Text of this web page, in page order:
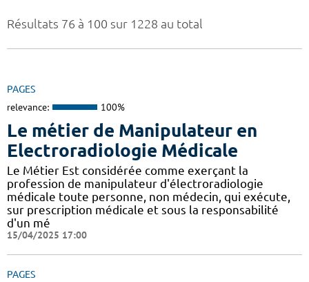
Résultats 76 à 100 sur 1228 au total
PAGES
relevance: 100%
Le métier de Manipulateur en
Electroradiologie Médicale
Le Métier Est considérée comme exerçant la
profession de manipulateur d'électroradiologie
médicale toute personne, non médecin, qui exécute,
sur prescription médicale et sous la responsabilité
d'un mé
15/04/2025 17:00
PAGES